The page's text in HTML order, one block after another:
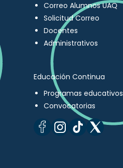
Correo Alumnos UAQ
Solicitud Correo
Docentes
Administrativos
Educación Continua
Programas educativos
Convocatorias